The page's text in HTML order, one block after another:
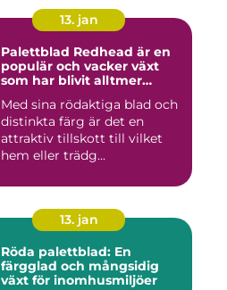
13. jan
Palettblad Redhead är en
populär och vacker växt
som har blivit alltmer
trädgårdsentusiaster
Med sina rödaktiga blad och
distinkta färg är det en
attraktiv tillskott till vilket
hem eller trädg...
13. jan
Röda palettblad: En
färgglad och mångsidig
växt för inomhusmiljöer